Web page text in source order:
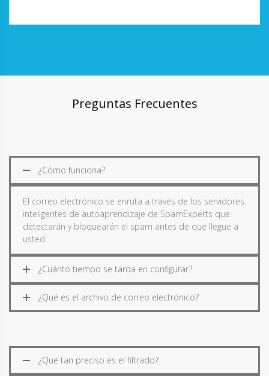
Preguntas Frecuentes
¿Cómo funciona?
El correo electrónico se enruta a través de los servidores
inteligentes de autoaprendizaje de SpamExperts que
detectarán y bloquearán el spam antes de que llegue a
usted.
¿Cuánto tiempo se tarda en configurar?
¿Qué es el archivo de correo electrónico?
¿Qué tan preciso es el filtrado?